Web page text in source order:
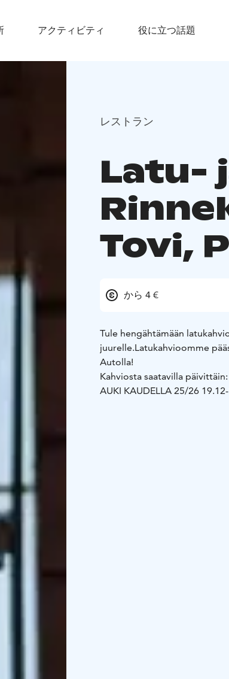
アクティビティ 役に立つ話題
レストラン
Latu-
Tovi,
から 4 €
Tule hengähtämään
juurelle.Latukahvioomme
Autolla!
Kahviosta saatavilla
AUKI KAUDELLA 25/26